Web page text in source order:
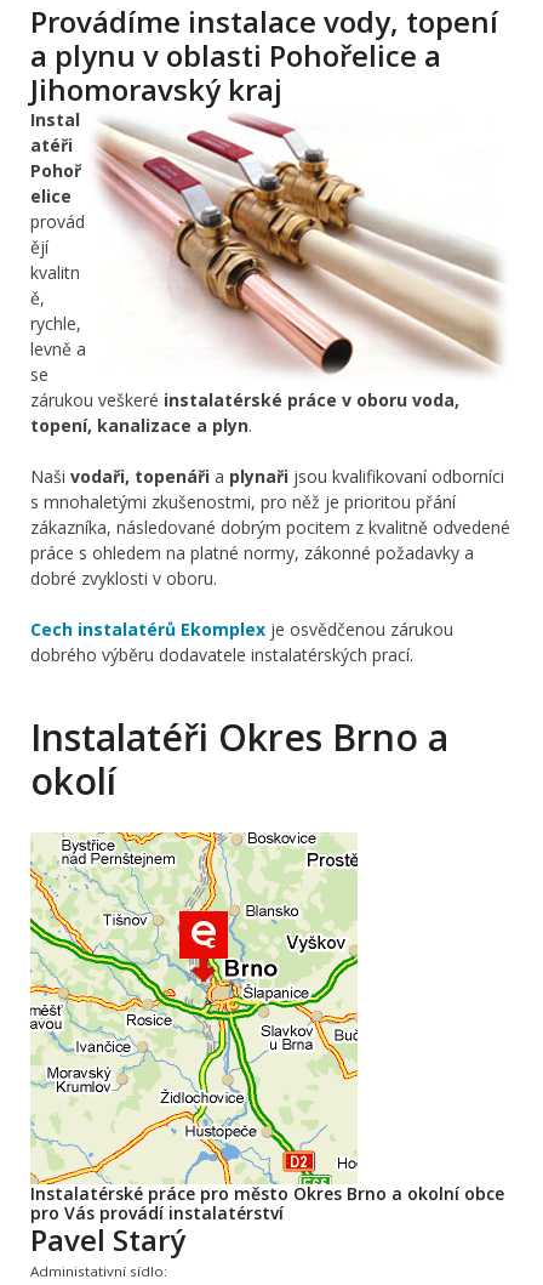
Provádíme instalace vody, topení
a plynu v oblasti Pohořelice a
Jihomoravský kraj
Instal
atéři
Pohoř
elice
provád
ějí
kvalitn
ě,
rychle,
levně a
se
zárukou veškeré instalatérské práce v oboru voda,
topení, kanalizace a plyn.
Naši vodaři, topenáři a plynaři jsou kvalifikovaní odborníci
s mnohaletými zkušenostmi, pro něž je prioritou přání
zákazníka, následované dobrým pocitem z kvalitně odvedené
práce s ohledem na platné normy, zákonné požadavky a
dobré zvyklosti v oboru.
Cech instalatérů Ekomplex je osvědčenou zárukou
dobrého výběru dodavatele instalatérských prací.
Instalatéři Okres Brno a
okolí
Instalatérské práce pro město Okres Brno a okolní obce
pro Vás provádí instalatérství
Pavel Starý
Administativní sídlo: